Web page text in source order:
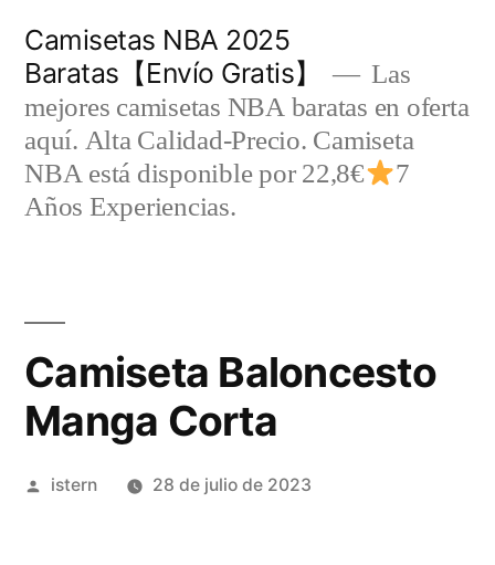
contenido
Camisetas NBA 2025
Baratas【Envío Gratis】
Las
mejores camisetas NBA baratas en oferta
aquí. Alta Calidad-Precio. Camiseta
NBA está disponible por 22,8€
7
Años Experiencias.
Camiseta Baloncesto
Manga Corta
Publicado
istern 28 de julio de 2023